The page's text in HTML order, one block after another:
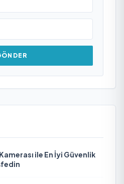
ile En İyi Güvenlik